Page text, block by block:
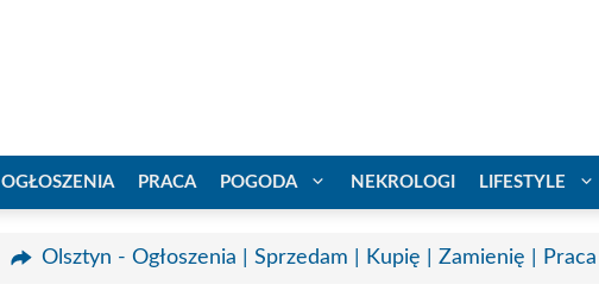
OGŁOSZENIA PRACA POGODA NEKROLOGI LIFESTYLE
Olsztyn - Ogłoszenia | Sprzedam | Kupię | Zamienię | Praca